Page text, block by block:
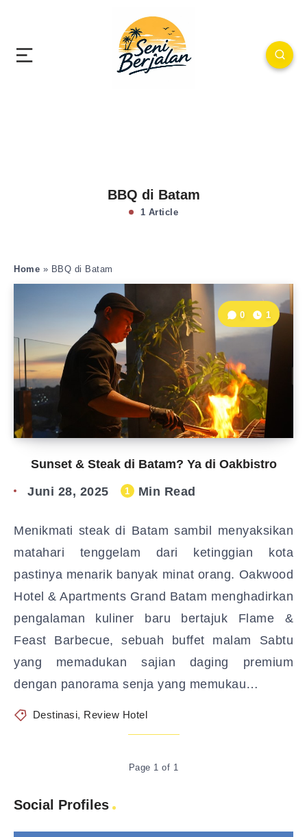
BBQ di Batam
1 Article
Home » BBQ di Batam
Sunset & Steak di Batam? Ya di Oakbistro
0 1
Juni 28, 2025 1 Min Read
Menikmati steak di Batam sambil menyaksikan
matahari tenggelam dari ketinggian kota
pastinya menarik banyak minat orang. Oakwood
Hotel & Apartments Grand Batam menghadirkan
pengalaman kuliner baru bertajuk Flame &
Feast Barbecue, sebuah buffet malam Sabtu
yang memadukan sajian daging premium
dengan panorama senja yang memukau…
Destinasi, Review Hotel
Page 1 of 1
Social Profiles